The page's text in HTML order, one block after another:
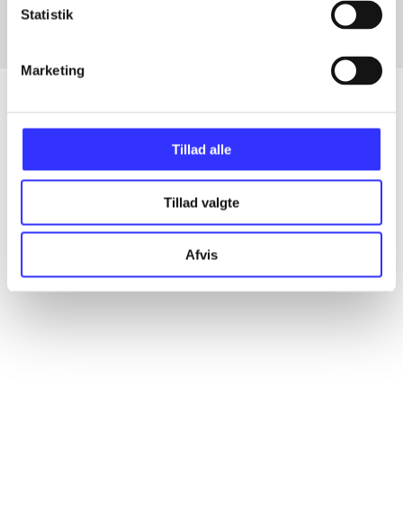
Statistik
Marketing
Tillad alle
Tillad valgte
Afvis
Alle registrerede artikler fordelt på udgivelser
...
...